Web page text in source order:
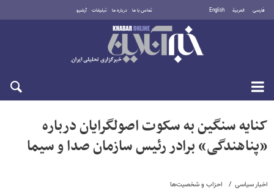
فارسی العربية English تماس با ما درباره ما تبلیغات آرشیو
شنبه ۱۷ مرداد ۱۴۰۵
اخبار سیاسی احزاب و شخصیت‌ها
کنایه سنگین به سکوت اصولگرایان درباره
«پناهندگی» برادر رئیس سازمان صدا و سیما